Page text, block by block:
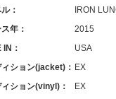
：
IRON
年：
2015
IN：
USA
ション(jacket)： EX
ション(vinyl)：
EX